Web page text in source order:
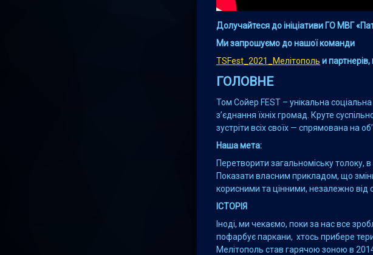
Долучайтеся до ініціативи ГО МВГ
Ми запрошуємо до нашої команди
ТSFest_2021_Мелітополь и партнерів,
ГОЛОВНЕ
Том Сойер FEST – унікальна соціальна
з’єднання їхніх громад. Круте
зустріти всіх своїх — спрямована на
Наша мета:
Перетворити загальноміську толоку,
Показати власним прикладом, що
корисними та цінними, незалежно від
ІСТОРІЯ
Іноді, ми чекаємо, поки за нас все
пофарбує паркани, хтось прибере
Мелітополь став гарячою зоною в